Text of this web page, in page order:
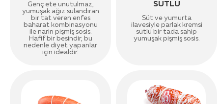
Genç ete unutulmaz,
yumuşak ağız sulandıran
bir tat veren enfes
baharat kombinasyonu
ile narin pişmiş sosis.
Hafif bir besindir, bu
nedenle diyet yapanlar
için idealdir.
SÜTLÜ
Süt ve yumurta
ilavesiyle parlak kremsi
sütlü bir tada sahip
yumuşak pişmiş sosis.